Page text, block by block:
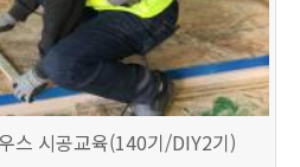
스 시공교육(140기/DIY2기)